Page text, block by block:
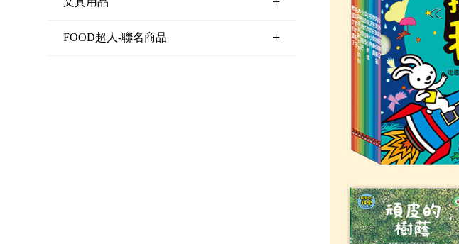
FOOD超人-聯名商品 +